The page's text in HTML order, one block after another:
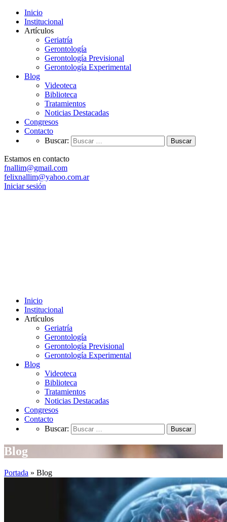
Inicio
Institucional
Artículos
Geriatría
Gerontología
Gerontología Previsional
Gerontología Experimental
Blog
Videoteca
Biblioteca
Tratamientos
Noticias Destacadas
Congresos
Contacto
Buscar:
Estamos en contacto
fnallim@gmail.com
felixnallim@yahoo.com.ar
Iniciar sesión
Inicio
Institucional
Artículos
Geriatría
Gerontología
Gerontología Previsional
Gerontología Experimental
Blog
Videoteca
Biblioteca
Tratamientos
Noticias Destacadas
Congresos
Contacto
Buscar:
Blog
Portada » Blog